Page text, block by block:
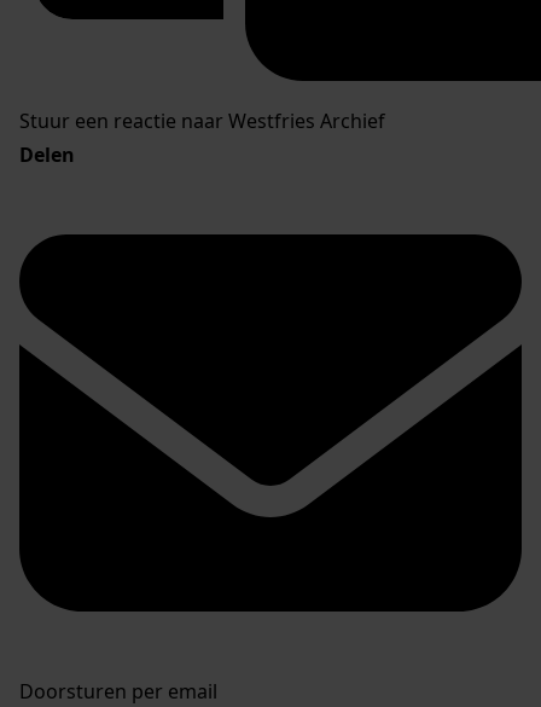
Stuur een reactie naar Westfries Archief
Delen
Doorsturen per email